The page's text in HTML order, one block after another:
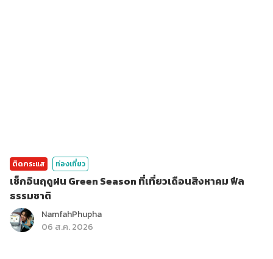
ติดกระแส ท่องเที่ยว
เช็กอินฤดูฝน Green Season ที่เที่ยวเดือนสิงหาคม ฟีล
ธรรมชาติ
NamfahPhupha
06 ส.ค. 2026